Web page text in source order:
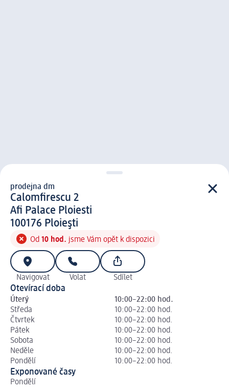
prodejna d m
prodejna dm
Calomfirescu 2
Afi Palace Ploiesti
1 0 0 1 7 6
100176 Ploieşti
Od 10 hod. jsme Vám opět k dispozici
Navigovat Volat Sdílet
Otevírací doba
Úterý
10:00–22:00 hod.
Středa
10:00–22:00 hod.
Čtvrtek
10:00–22:00 hod.
Pátek
10:00–22:00 hod.
Sobota
10:00–22:00 hod.
Neděle
10:00–22:00 hod.
Pondělí
10:00–22:00 hod.
Exponované časy
Pondělí